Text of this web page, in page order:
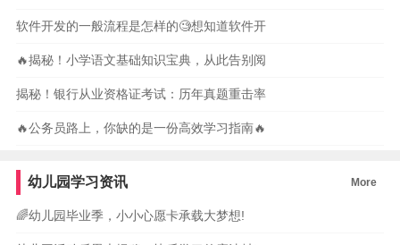
软件开发的一般流程是怎样的🧐想知道软件开
🔥揭秘！小学语文基础知识宝典，从此告别阅
揭秘！银行从业资格证考试：历年真题重击率
🔥公务员路上，你缺的是一份高效学习指南🔥
幼儿园学习资讯 More
🌈幼儿园毕业季，小小心愿卡承载大梦想!